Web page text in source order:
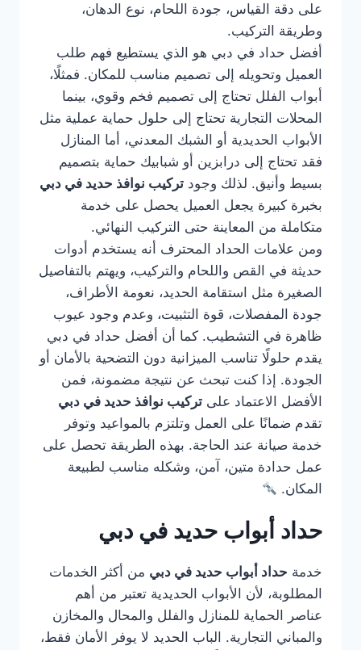
على دقة القياس، جودة اللحام، نوع الدهان،
وطريقة التركيب.
أفضل حداد في دبي هو الذي يستطيع فهم طلب
العميل وتحويله إلى تصميم مناسب للمكان. فمثلًا،
أبواب الفلل تحتاج إلى تصميم فخم وقوي، بينما
المحلات التجارية تحتاج إلى حلول حماية عملية مثل
الأبواب الحديدية أو الشبك المعدني، أما المنازل
فقد تحتاج إلى درابزين أو شبابيك حماية بتصميم
بسيط وأنيق. لذلك وجود تركيب نوافذ حديد في دبي
بخبرة كبيرة يجعل العميل يحصل على خدمة
متكاملة من المعاينة حتى التركيب النهائي.
ومن علامات الحداد المحترف أنه يستخدم أدوات
حديثة في القص واللحام والتركيب، ويهتم بالتفاصيل
الصغيرة مثل استقامة الحديد، نعومة الأطراف،
جودة المفصلات، قوة التثبيت، وعدم وجود عيوب
ظاهرة في التشطيب. كما أن أفضل حداد في دبي
يقدم حلولًا تناسب الميزانية دون التضحية بالأمان أو
الجودة. إذا كنت تبحث عن نتيجة مضمونة، فمن
الأفضل الاعتماد على تركيب نوافذ حديد في دبي
تقدم ضمانًا على العمل وتلتزم بالمواعيد وتوفر
خدمة صيانة عند الحاجة. بهذه الطريقة تحصل على
عمل حدادة متين، آمن، وشكله مناسب لطبيعة
المكان.
حداد أبواب حديد في دبي
خدمة حداد أبواب حديد في دبي من أكثر الخدمات
المطلوبة، لأن الأبواب الحديدية تعتبر من أهم
عناصر الحماية للمنازل والفلل والمحال والمخازن
والمباني التجارية. الباب الحديد لا يوفر الأمان فقط،